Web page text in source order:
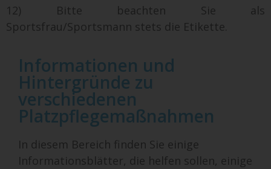
12) Bitte beachten Sie als
Sportsfrau/Sportsmann stets die Etikette.
Informationen und
Hintergründe zu
verschiedenen
Platzpflegemaßnahmen
In diesem Bereich finden Sie einige
Informationsblätter, die helfen sollen, einige